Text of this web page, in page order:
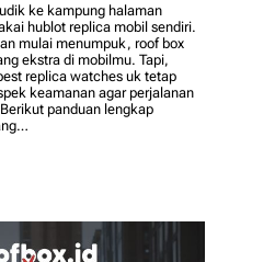
ke kampung halaman
hublot replica mobil sendiri.
mulai menumpuk, roof box
ekstra di mobilmu. Tapi,
replica watches uk tetap
keamanan agar perjalanan
panduan lengkap